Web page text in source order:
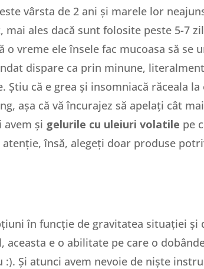
vârsta de 2 ani și marele lor
ales dacă sunt folosite peste 5-7
vreme ele însele fac mucoasa să se
dispare ca prin minune,
că e grea și insomniacă răceala la
așa că vă încurajez să apelați cât mai
avem și gelurile cu uleiuri volatile pe
însă, alegeți doar produse
în funcție de gravitatea situației și
e o abilitate pe care o
Și atunci avem nevoie de niște